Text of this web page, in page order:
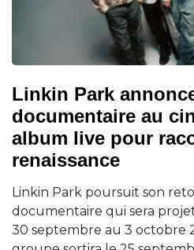
Linkin Park
documentaire au
album live pour
renaissance
Linkin Park poursuit son
documentaire qui sera
30 septembre au 3 octobre